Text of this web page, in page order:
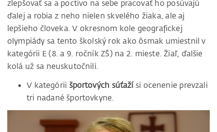
zlepšovať sa a poctivo na sebe pracovať ho posúvajú
ďalej a robia z neho nielen skvelého žiaka, ale aj
lepšieho človeka. V okresnom kole geografickej
olympiády sa tento školský rok ako ôsmak umiestnil v
kategórii E (8. a 9. ročník ZŠ) na 2. mieste. Žiaľ, ďalšie
kolá už sa neuskutočnili.
V kategórii športových súťažísi ocenenie prevzali
tri nadané športovkyne.